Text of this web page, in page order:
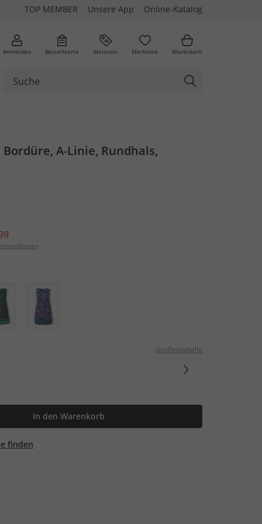
TOP MEMBER Unsere App Online-Katalog
Anmelden Bestellkarte Aktionen Merkliste Warenkorb
A-Linie, Rundhals,
Größentabelle
In den Warenkorb
finden